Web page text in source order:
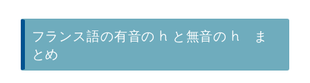
フランス語の有音の h と無音の h ま
とめ